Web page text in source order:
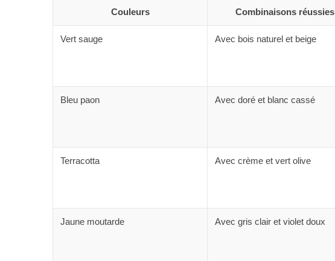
Couleurs Combinaisons réussies
Vert sauge Avec bois naturel et beige
Bleu paon Avec doré et blanc cassé
Terracotta Avec crème et vert olive
Jaune moutarde Avec gris clair et violet doux